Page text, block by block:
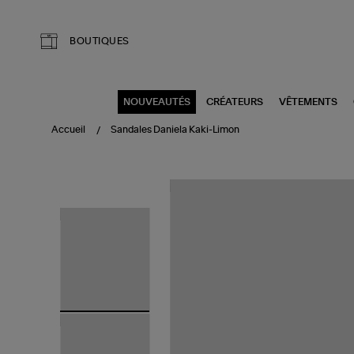
BOUTIQUES
NOUVEAUTÉS CRÉATEURS VÊTEMENTS
Accueil Sandales Daniela Kaki-Limon